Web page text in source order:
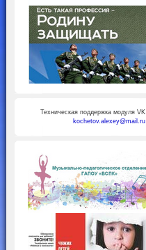
Техническая поддержка модуля VK
kochetov.alexey@mail.ru